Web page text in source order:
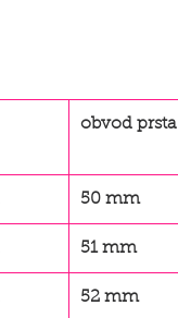
obvod prsta
50 mm
51 mm
52 mm